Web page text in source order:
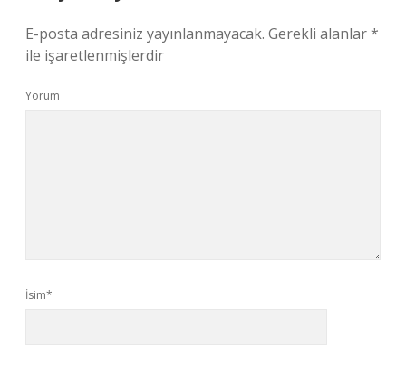
E-posta adresiniz yayınlanmayacak. Gerekli alanlar*
ile işaretlenmişlerdir
Yorum
İsim*